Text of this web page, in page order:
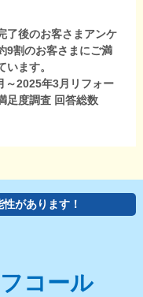
了後のお客さまアンケ
9割のお客さまにご満
います。
2025年3月リフォー
足度調査 回答総数
があります！
コール